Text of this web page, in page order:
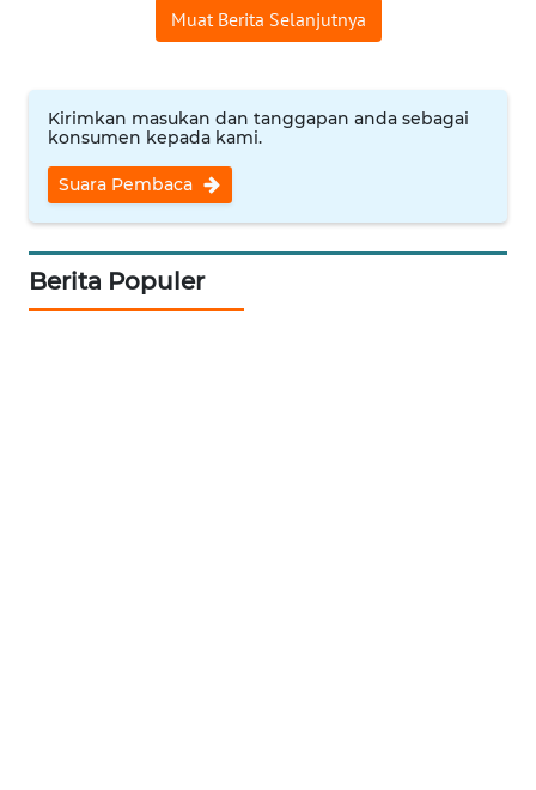
Muat Berita Selanjutnya
Kirimkan masukan dan tanggapan anda sebagai
konsumen kepada kami.
Suara Pembaca
Berita Populer
WN
BINJAI
WN